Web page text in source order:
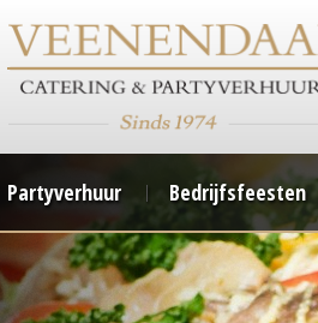
Partyverhuur Bedrijfsfeesten